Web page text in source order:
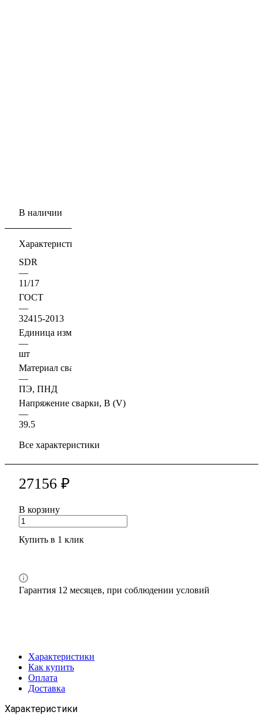
В наличии
Характеристики
SDR
—
11/17
ГОСТ
—
32415-2013
Единица измерения
—
шт
Материал свариваемых труб
—
ПЭ, ПНД
Напряжение сварки, В (V)
—
39.5
Все характеристики
27156 ₽
В корзину
Купить в 1 клик
Гарантия 12 месяцев, при соблюдении условий
Характеристики
Как купить
Оплата
Доставка
Характеристики